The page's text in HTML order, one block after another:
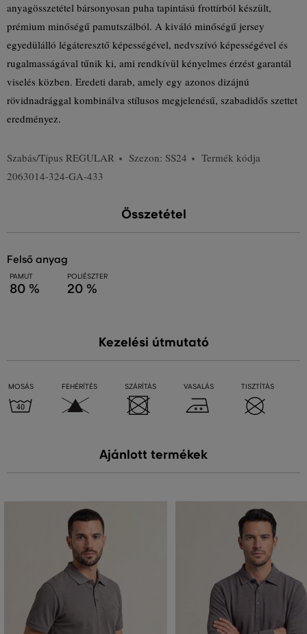
anyagösszetétel bársonyosan puha tapintású frottírból készült,
prémium minőségű pamutszálból. A kiváló minőségű jersey
egyedülálló légáteresztő képességével, nedvszívó képességével és
rugalmasságával tűnik ki, ami rendkívül kényelmes érzést garantál
viselés közben. Eredeti darab, amely egy azonos dizájnú
rövidnadrággal kombinálva stílusos megjelenésű, szabadidős szettet
eredményez.
Szabás/Típus REGULAR Szezon: SS24
Termék kódja
2063014-324-GA-433
Összetétel
felső anyag
PAMUT
80 %
POLIÉSZTER
20 %
Kezelési útmutató
MOSÁS FEHÉRÍTÉS SZÁRÍTÁS VASALÁS TISZTÍTÁS
Ajánlott termékek